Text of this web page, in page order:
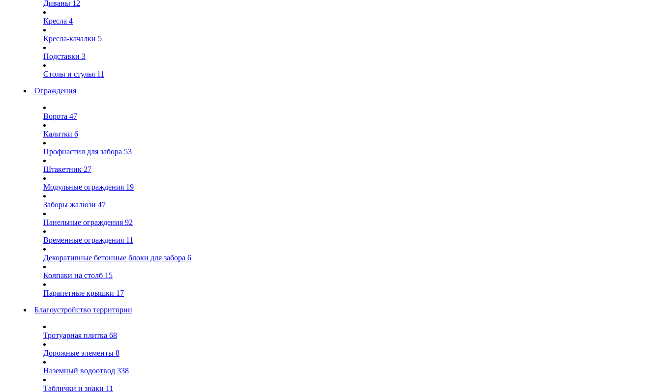
Диваны 12
Кресла 4
Кресла-качалки 5
Подставки 3
Столы и стулья 11
Ограждения
Ворота 47
Калитки 6
Профнастил для забора 53
Штакетник 27
Модульные ограждения 19
Заборы жалюзи 47
Панельные ограждения 92
Временные ограждения 11
Декоративные бетонные блоки для забора 6
Колпаки на столб 15
Парапетные крышки 17
Благоустройство территории
Тротуарная плитка 68
Дорожные элементы 8
Наземный водоотвод 338
Таблички и знаки 11